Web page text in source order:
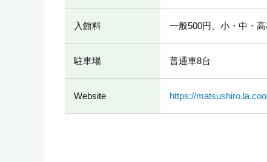
入館料 一般500円、小・中・
駐車場 普通車8台
Website https://